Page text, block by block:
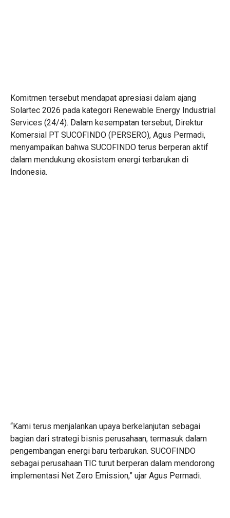
Komitmen tersebut mendapat apresiasi dalam ajang
Solartec 2026 pada kategori Renewable Energy Industrial
Services (24/4). Dalam kesempatan tersebut, Direktur
Komersial PT SUCOFINDO (PERSERO), Agus Permadi,
menyampaikan bahwa SUCOFINDO terus berperan aktif
dalam mendukung ekosistem energi terbarukan di
Indonesia.
“Kami terus menjalankan upaya berkelanjutan sebagai
bagian dari strategi bisnis perusahaan, termasuk dalam
pengembangan energi baru terbarukan. SUCOFINDO
sebagai perusahaan TIC turut berperan dalam mendorong
implementasi Net Zero Emission,” ujar Agus Permadi.